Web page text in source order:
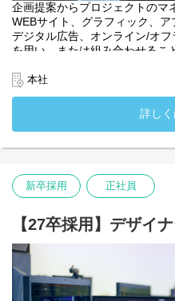
企画提案からプロジェクトのマ
WEBサイト、グラフィック、ア
デジタル広告、オンライン/オ
を用い、または組み合わせるこ
多岐にわたる可能性から、幅広
入社後は、大きい裁量を持ち、
アクアスター社員として成長で
デューサー、プランナー、部内
す。
・入社時配属先：アカウント
本社
詳し
新卒採用 正社員
【27卒採用】デザイ